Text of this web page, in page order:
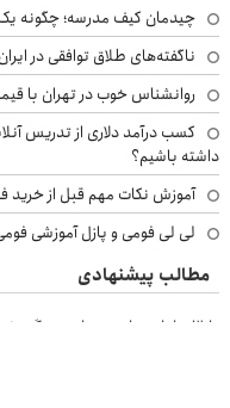
چیدمان کیف مدرسه؛ چگونه
ناگفته‌های طلاق توافقی در
روانشناس خوب در تهران با
کسب درآمد دلاری از تدریس
داشته باشیم؟
آموزش نکات مهم قبل از خرید
لی لی فومی و پازل آموزشی
مطالب پیشنهادی
تا 3میلیارد وام سرمایه در گردش فروشندگان => فروشگاهت رو ثبت کن